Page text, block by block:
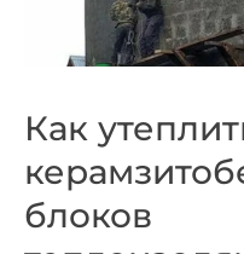
Как
блоков